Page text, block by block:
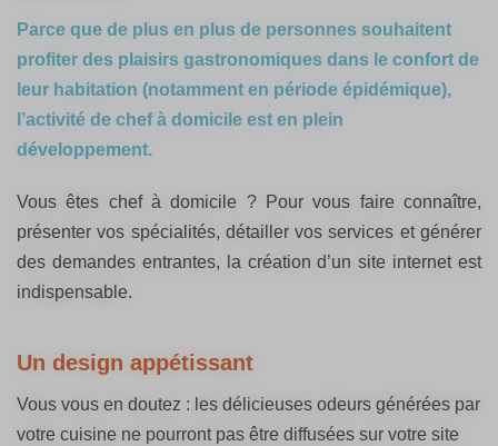
Parce que de plus en plus de personnes souhaitent
profiter des plaisirs gastronomiques dans le confort de
leur habitation (notamment en période épidémique),
l’activité de chef à domicile est en plein
développement.
Vous êtes chef à domicile ? Pour vous faire connaître,
présenter vos spécialités, détailler vos services et générer
des demandes entrantes, la création d’un site internet est
indispensable.
Un design appétissant
Vous vous en doutez : les délicieuses odeurs générées par
votre cuisine ne pourront pas être diffusées sur votre site